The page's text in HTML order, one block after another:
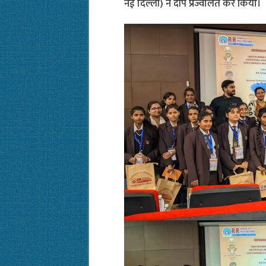
नई दिल्ली) ने दीप प्रज्वलित कर किया।